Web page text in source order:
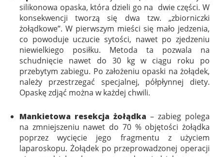
silikonowa opaska, która dzieli go na dwie części. W
konsekwencji tworzą się dwa tzw. „zbiorniczki
żołądkowe”. W pierwszym mieści się mało jedzenia,
co powoduje uczucie sytości, nawet po zjedzeniu
niewielkiego posiłku. Metoda ta pozwala na
schudnięcie nawet do 30 kg w ciągu roku po
przebytym zabiegu. Po założeniu opaski na żołądek,
należy przestrzegać specjalnej, półpłynnej diety.
Opaskę zdjąć można w każdej chwili.
Mankietowa resekcja żołądka – zabieg polega
na zmniejszeniu nawet do 70 % objętości żołądka
poprzez wycięcie jego fragmentu z użyciem
laparoskopu. Żołądek po przeprowadzonej operacji